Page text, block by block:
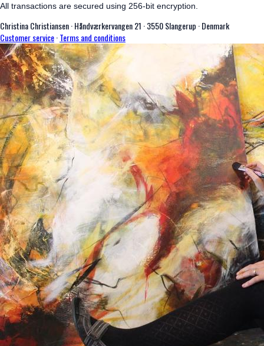
All transactions are secured using 256-bit encryption.
Christina Christiansen·Håndværkervangen 21 ·3550 Slangerup ·Denmark
Customer service·Terms and conditions